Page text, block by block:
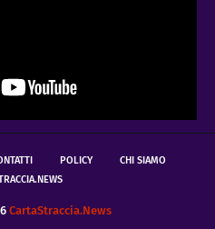
POLICY
CHI SIAMO
CartaStraccia.News